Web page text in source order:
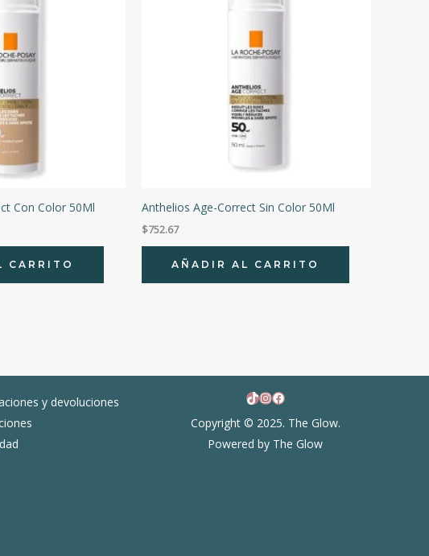
Con Color 50Ml
CARRITO
Anthelios Age-Correct Sin Color 50Ml
$752.67
AÑADIR AL CARRITO
y devoluciones
TikTok
Instagram
Facebook
Copyright © 2025. The Glow.
Powered by The Glow